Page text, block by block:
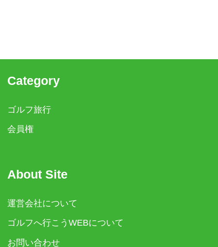
Category
ゴルフ旅行
会員権
About Site
運営会社について
ゴルフへ行こうWEBについて
お問い合わせ